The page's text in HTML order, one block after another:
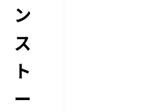
ン
ス
ト
ー